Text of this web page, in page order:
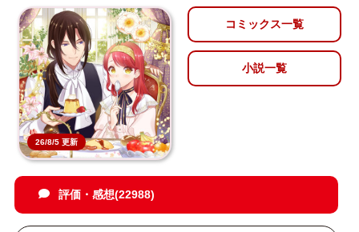
26/8/5 更新
コミックス一覧
小説一覧
評価・感想(22988)